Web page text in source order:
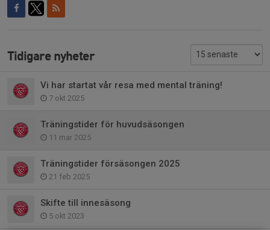
Tidigare nyheter
Vi har startat vår resa med mental träning!
7 okt 2025
Träningstider för huvudsäsongen
11 mar 2025
Träningstider försäsongen 2025
21 feb 2025
Skifte till innesäsong
5 okt 2023